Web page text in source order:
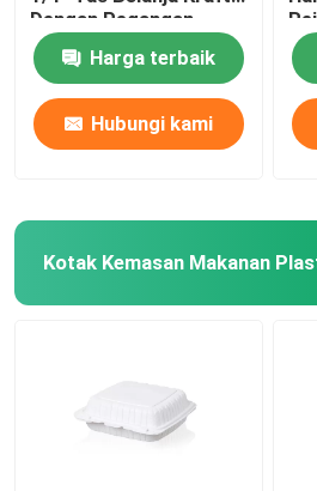
Dengan Pegangan
Harga terbaik
Hubungi kami
Kotak Kemasan Makanan